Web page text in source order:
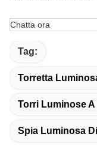
Chatta ora
Tag:
Torretta
Torri Luminose A
Spia Luminosa